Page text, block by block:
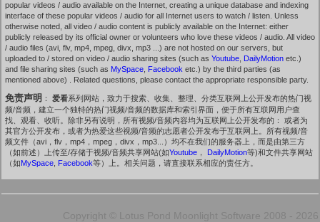
popular videos / audio available on the Internet, creating a unique database and indexing
interface of these popular videos / audio for all Internet users to watch / listen. Unless
otherwise noted, all video / audio content is publicly available on the Internet: either
publicly released by its official owner or volunteers who love these videos / audio. All video
/ audio files (avi, flv, mp4, mpeg, divx, mp3 ...) are not hosted on our servers, but
uploaded to / stored on video / audio sharing sites (such as Youtube DailyMotion etc.)
and file sharing sites (such as MySpace Facebook etc.) by the third parties (as
mentioned above) . Related questions, please contact the appropriate responsible party.
免责声明 ： 爱看系列网站，致力于搜索、收集、整理、分类互联网上公开发布的热门视
频/音频，建立一个独特的热门视频/音频的数据库和索引界面，便于所有互联网用户查
找、观看、收听。除非另有说明，所有视频/音频内容均为互联网上公开发布的： 或者为
其官方公开发布，或者为热爱这些视频/音频的志愿者公开发布于互联网上。所有视频/音
频文件（avi，flv，mp4，mpeg，divx，mp3...）均不在我们的服务器上，而是由第三方
（如前述）上传至/存储于视频/音频共享网站(如Youtube ， DailyMotion等)和文件共享网站
（如MySpace Facebook等）上。相关问题，请直接联系相应的责任方。
Copyright © Lotus Pond Moonlight Software 2008 - 2026